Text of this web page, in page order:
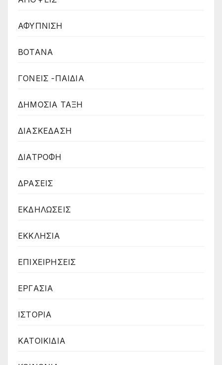
ΑΦΥΠΝΙΣΗ
ΒΟΤΑΝΑ
ΓΟΝΕΙΣ -ΠΑΙΔΙΑ
ΔΗΜΟΣΙΑ ΤΑΞΗ
ΔΙΑΣΚΕΔΑΣΗ
ΔΙΑΤΡΟΦΗ
ΔΡΑΣΕΙΣ
ΕΚΔΗΛΩΣΕΙΣ
ΕΚΚΛΗΣΙΑ
ΕΠΙΧΕΙΡΗΣΕΙΣ
ΕΡΓΑΣΙΑ
ΙΣΤΟΡΙΑ
ΚΑΤΟΙΚΙΔΙΑ